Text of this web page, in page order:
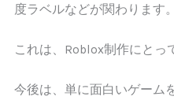
度ラベルなどが関わります。
これは、Roblox制作にとっ
今後は、単に面白いゲーム